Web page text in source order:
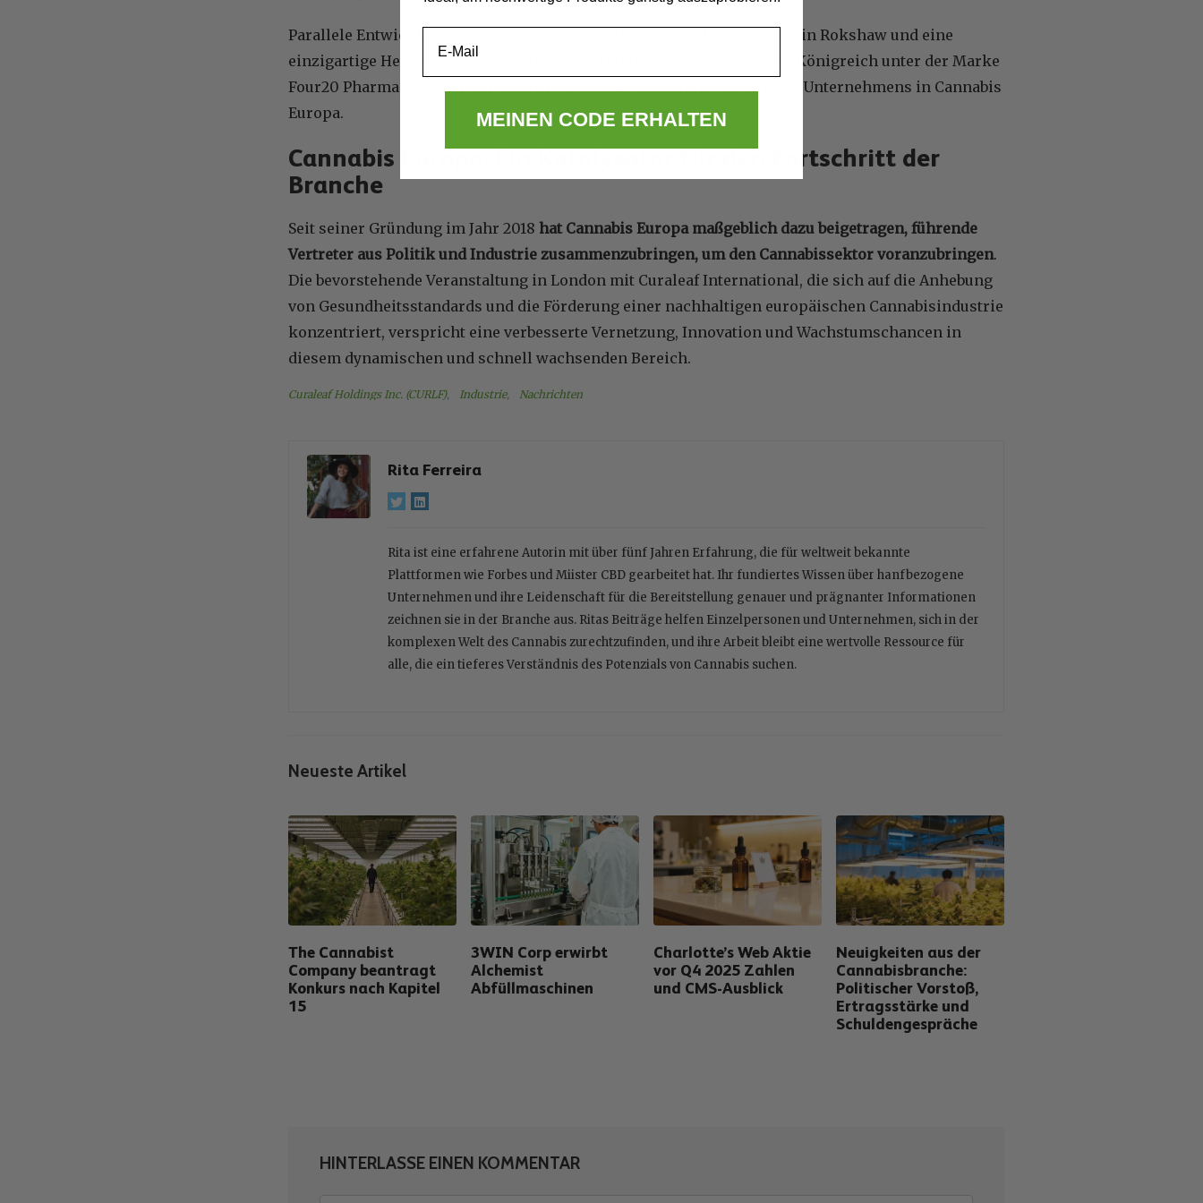
Parallele Entwicklungen bei Curaleaf International, wie die Expansion in Rokshaw und eine
einzigartige Herstellungs- und Vertriebsvereinbarung im Vereinigten Königreich unter der Marke
Four20 Pharma, unterstreichen die Bedeutung der führenden Rolle des Unternehmens in Cannabis
Europa.
Cannabis Europa: Ein Katalysator für den Fortschritt der
Branche
Seit seiner Gründung im Jahr 2018 hat Cannabis Europa maßgeblich dazu beigetragen, führende
Vertreter aus Politik und Industrie zusammenzubringen, um den Cannabissektor voranzubringen.
Die bevorstehende Veranstaltung in London mit Curaleaf International, die sich auf die Anhebung
von Gesundheitsstandards und die Förderung einer nachhaltigen europäischen Cannabisindustrie
konzentriert, verspricht eine verbesserte Vernetzung, Innovation und Wachstumschancen in
diesem dynamischen und schnell wachsenden Bereich.
Curaleaf Holdings Inc. (CURLF), Industrie, Nachrichten
Rita Ferreira
Rita ist eine erfahrene Autorin mit über fünf Jahren Erfahrung, die für weltweit bekannte
Plattformen wie Forbes und Miister CBD gearbeitet hat. Ihr fundiertes Wissen über hanfbezogene
Unternehmen und ihre Leidenschaft für die Bereitstellung genauer und prägnanter Informationen
zeichnen sie in der Branche aus. Ritas Beiträge helfen Einzelpersonen und Unternehmen, sich in der
komplexen Welt des Cannabis zurechtzufinden, und ihre Arbeit bleibt eine wertvolle Ressource für
alle, die ein tieferes Verständnis des Potenzials von Cannabis suchen.
Neueste Artikel
The Cannabist
Company beantragt
Konkurs nach Kapitel
15
3WIN Corp erwirbt
Alchemist
Abfüllmaschinen
Charlotte’s Web Aktie
vor Q4 2025 Zahlen
und CMS-Ausblick
Neuigkeiten aus der
Cannabisbranche:
Politischer Vorstoß,
Ertragsstärke und
Schuldengespräche
HINTERLASSE EINEN KOMMENTAR
MEINEN CODE ERHALTEN